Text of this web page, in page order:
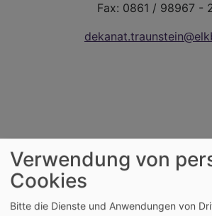
Fax: 0861 / 98967 -
Verwendung von
Cookies
Bitte die Dienste und Anwendungen von